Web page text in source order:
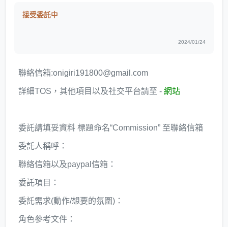
接受委託中
2024/01/24
聯絡信箱:onigiri191800@gmail.com
詳細TOS，其他項目以及社交平台請至 - 網站
委託請填妥資料 標題命名“Commission” 至聯絡信箱
委託人稱呼：
聯絡信箱以及paypal信箱：
委託項目：
委託需求(動作/想要的氛圍)：
角色參考文件：